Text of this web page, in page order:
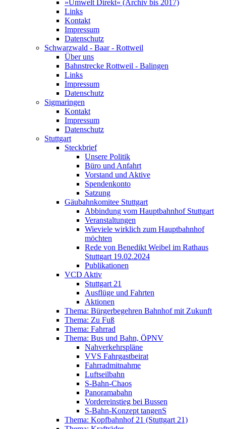
»Umwelt Direkt« (Archiv bis 2017)
Links
Kontakt
Impressum
Datenschutz
Schwarzwald - Baar - Rottweil
Über uns
Bahnstrecke Rottweil - Balingen
Links
Impressum
Datenschutz
Sigmaringen
Kontakt
Impressum
Datenschutz
Stuttgart
Steckbrief
Unsere Politik
Büro und Anfahrt
Vorstand und Aktive
Spendenkonto
Satzung
Gäubahnkomitee Stuttgart
Abbindung vom Hauptbahnhof Stuttgart
Veranstaltungen
Wieviele wirklich zum Hauptbahnhof
möchten
Rede von Benedikt Weibel im Rathaus
Stuttgart 19.02.2024
Publikationen
VCD Aktiv
Stuttgart 21
Ausflüge und Fahrten
Aktionen
Thema: Bürgerbegehren Bahnhof mit Zukunft
Thema: Zu Fuß
Thema: Fahrrad
Thema: Bus und Bahn, ÖPNV
Nahverkehrspläne
VVS Fahrgastbeirat
Fahrradmitnahme
Luftseilbahn
S-Bahn-Chaos
Panoramabahn
Vordereinstieg bei Bussen
S-Bahn-Konzept tangenS
Thema: Kopfbahnhof 21 (Stuttgart 21)